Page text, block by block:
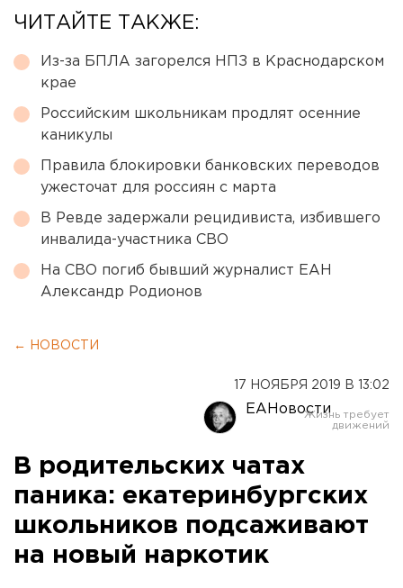
ЧИТАЙТЕ ТАКЖЕ:
Из-за БПЛА загорелся НПЗ в Краснодарском
крае
Российским школьникам продлят осенние
каникулы
Правила блокировки банковских переводов
ужесточат для россиян с марта
В Ревде задержали рецидивиста, избившего
инвалида-участника СВО
На СВО погиб бывший журналист ЕАН
Александр Родионов
← НОВОСТИ
17 НОЯБРЯ 2019 В 13:02
ЕАНовости
В родительских чатах
паника: екатеринбургских
школьников подсаживают
на новый наркотик